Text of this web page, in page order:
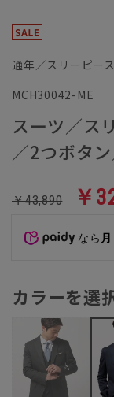
通年／スリーピー
MCH30042-ME
スーツ／ス
／2つボタ
￥43,890 ￥
なら
カラーを選